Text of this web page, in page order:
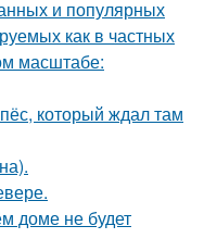
и популярных
как в частных
масштабе:
который ждал там
доме не будет